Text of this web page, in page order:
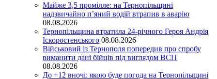
Майже 3,5 промілле: на Тернопільщині
надзвичайно п’яний водій втрапив в аварію
08.08.2026
Тернопільщина втратила 24-річного Героя Андрія
Іскоростенського 08.08.2026
Військовий із Тернополя попередив про спробу
виманити дані бійців під виглядом ВСП
08.08.2026
До +12 вночі: якою буде погода на Тернопільщині